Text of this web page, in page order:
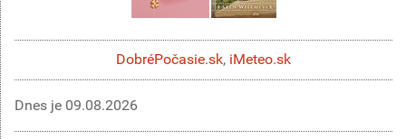
DobréPočasie.sk, iMeteo.sk
Dnes je 09.08.2026